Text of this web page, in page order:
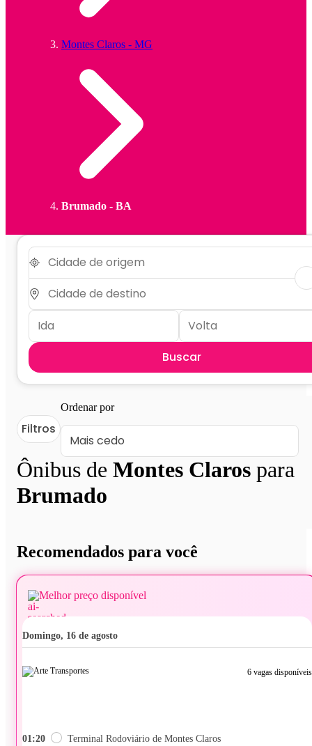
Montes Claros - MG
Brumado - BA
Buscar
Ônibus de Montes Claros para
Brumado
Filtros
Ordenar por
Recomendados para você
Melhor preço disponível
domingo, 16 de agosto
6 vagas disponíveis
01:20 Terminal Rodoviário de Montes Claros